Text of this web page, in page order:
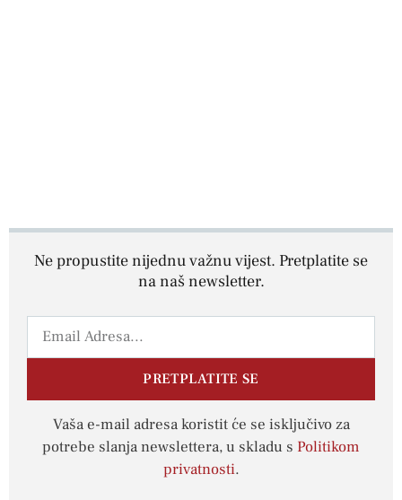
Ne propustite nijednu važnu vijest. Pretplatite se
na naš newsletter.
PRETPLATITE SE
Vaša e-mail adresa koristit će se isključivo za
potrebe slanja newslettera, u skladu s Politikom
privatnosti.